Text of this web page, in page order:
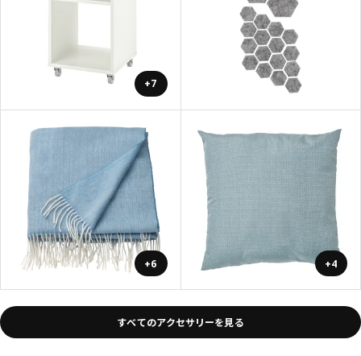
+7
+6 +4
すべてのアクセサリーを見る